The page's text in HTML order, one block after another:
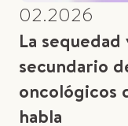
02.2026
La
secundario
oncológicos
habla